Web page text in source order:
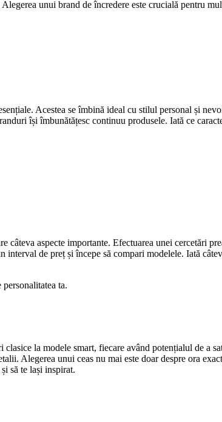
unui brand de încredere este crucială pentru
Acestea se îmbină ideal cu stilul personal și
își îmbunătățesc continuu produsele. Iată ce
câteva aspecte importante. Efectuarea unei cercetări
de preț și începe să compari modelele. Iată
ta.
la modele smart, fiecare având potențialul de a
Alegerea unui ceas nu mai este doar despre ora
să te lași inspirat.